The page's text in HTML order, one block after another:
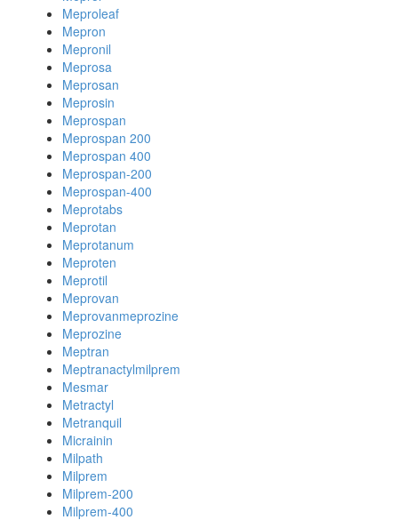
Meproleaf
Mepron
Mepronil
Meprosa
Meprosan
Meprosin
Meprospan
Meprospan 200
Meprospan 400
Meprospan-200
Meprospan-400
Meprotabs
Meprotan
Meprotanum
Meproten
Meprotil
Meprovan
Meprovanmeprozine
Meprozine
Meptran
Meptranactylmilprem
Mesmar
Metractyl
Metranquil
Micrainin
Milpath
Milprem
Milprem-200
Milprem-400